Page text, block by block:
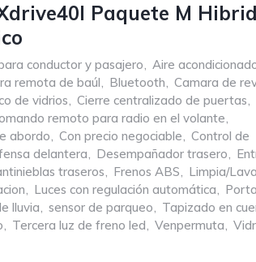
Paquete M
conductor y pasajero, Aire
remota de baúl, Bluetooth, Camara de
de vidrios, Cierre centralizado de puertas,
remoto para radio en el volante,
abordo, Con precio negociable, Control de
delantera, Desempañador trasero,
traseros, Frenos ABS, Limpia/
, Luces con regulación automática,
lluvia, sensor de parqueo, Tapizado en
, Tercera luz de freno led, Venpermuta,